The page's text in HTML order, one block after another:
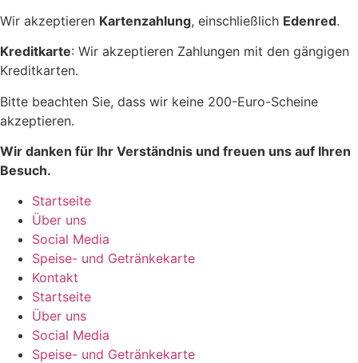
Wir akzeptieren Kartenzahlung, einschließlich Edenred.
Kreditkarte: Wir akzeptieren Zahlungen mit den gängigen
Kreditkarten.
Bitte beachten Sie, dass wir keine 200-Euro-Scheine
akzeptieren.
Wir danken für Ihr Verständnis und freuen uns auf Ihren
Besuch.
Startseite
Über uns
Social Media
Speise- und Getränkekarte
Kontakt
Startseite
Über uns
Social Media
Speise- und Getränkekarte